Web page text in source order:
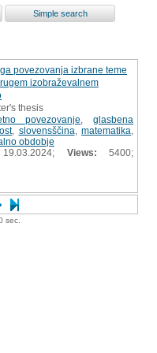
povezovanja izbrane teme
izobraževalnem
thesis
povezovanje ,glasbena
, slovensščina matematika
obdobje
Views: 5400;
sec.